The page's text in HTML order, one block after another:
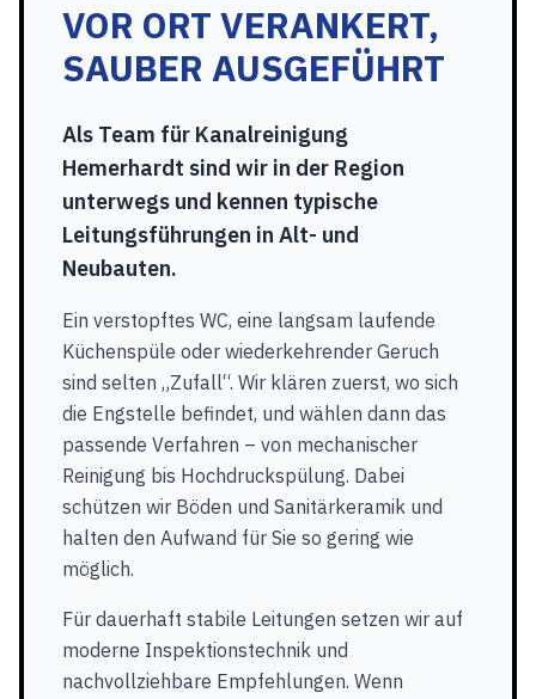
VOR ORT VERANKERT,
SAUBER AUSGEFÜHRT
Als Team für Kanalreinigung
Hemerhardt sind wir in der Region
unterwegs und kennen typische
Leitungsführungen in Alt- und
Neubauten.
Ein verstopftes WC, eine langsam laufende
Küchenspüle oder wiederkehrender Geruch
sind selten „Zufall“. Wir klären zuerst, wo sich
die Engstelle befindet, und wählen dann das
passende Verfahren – von mechanischer
Reinigung bis Hochdruckspülung. Dabei
schützen wir Böden und Sanitärkeramik und
halten den Aufwand für Sie so gering wie
möglich.
Für dauerhaft stabile Leitungen setzen wir auf
moderne Inspektionstechnik und
nachvollziehbare Empfehlungen. Wenn